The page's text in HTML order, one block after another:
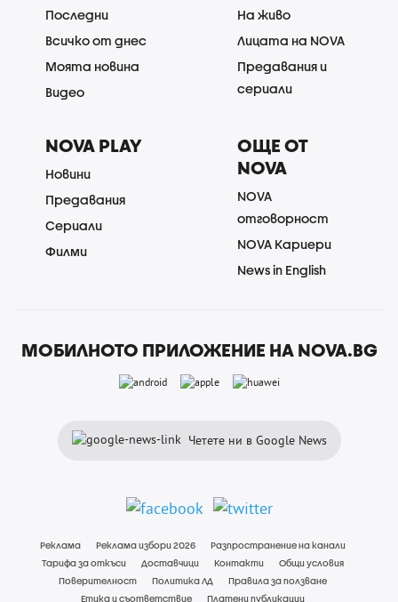
Последни
Всичко от днес
Моята новина
Видео
На живо
Лицата на NOVA
Предавания и
сериали
NOVA PLAY
Новини
Предавания
Сериали
Филми
ОЩЕ ОТ
NOVA
NOVA
отговорност
NOVA Кариери
News in English
МОБИЛНОТО ПРИЛОЖЕНИЕ НА NOVA.BG
Четете ни в Google News
Реклама Реклама избори 2026
Разпространение на канали
Тарифа за откъси
Доставчици Контакти
Общи условия
Поверителност
Политика ЛД
Правила за ползване
Етика и съответствие
Платени публикации